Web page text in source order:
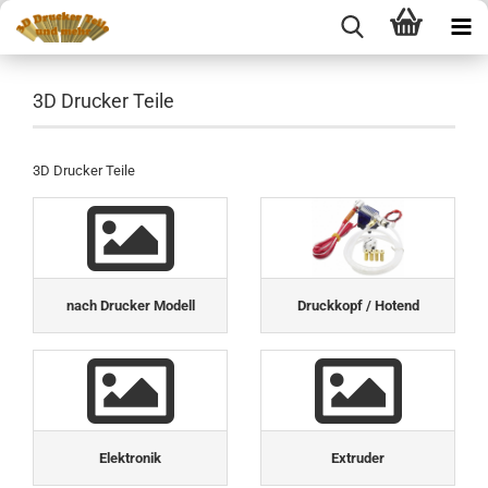
3D Drucker Teile
3D Drucker Teile
nach Drucker Modell Druckkopf / Hotend
Elektronik Extruder